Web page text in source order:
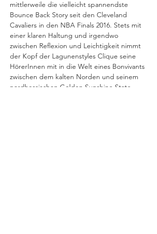
mittlerweile die vielleicht spannendste
Bounce Back Story seit den Cleveland
Cavaliers in den NBA Finals 2016. Stets mit
einer klaren Haltung und irgendwo
zwischen Reflexion und Leichtigkeit nimmt
der Kopf der Lagunenstyles Clique seine
HörerInnen mit in die Welt eines Bonvivants
zwischen dem kalten Norden und seinem
nordhessischen Golden Sunshine State.